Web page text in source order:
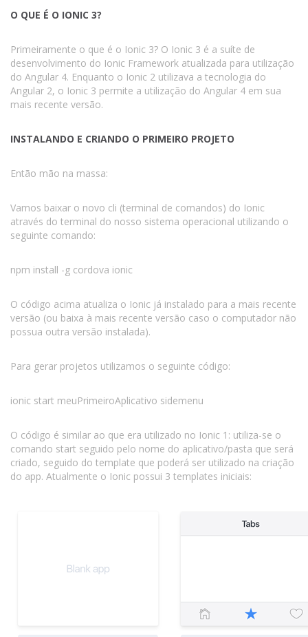
O QUE É O IONIC 3?
Primeiramente o que é o Ionic 3? O Ionic 3 é a suíte de
desenvolvimento do Ionic Framework atualizada para utilização
do Angular 4. Enquanto o Ionic 2 utilizava a tecnologia do
Angular 2, o Ionic 3 permite a utilização do Angular 4 em sua
mais recente versão.
INSTALANDO E CRIANDO O PRIMEIRO PROJETO
Então mão na massa:
Vamos baixar o novo cli (terminal de comandos) do Ionic
através do terminal do nosso sistema operacional utilizando o
seguinte comando:
npm install -g cordova ionic
O código acima atualiza o Ionic já instalado para a mais recente
versão (ou baixa à mais recente versão caso o computador não
possua outra versão instalada).
Para gerar projetos utilizamos o seguinte código:
ionic start meuPrimeiroAplicativo sidemenu
O código é similar ao que era utilizado no Ionic 1: utiliza-se o
comando start seguido pelo nome do aplicativo/pasta que será
criado, seguido do template que poderá ser utilizado na criação
do app. Atualmente o Ionic possui 3 templates iniciais: